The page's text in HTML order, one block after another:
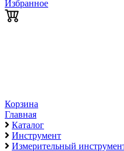
Избранное
Корзина
Главная
Каталог
Инструмент
Измерительный